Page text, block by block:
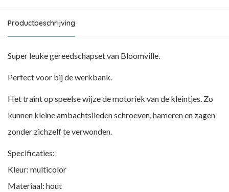
Productbeschrijving
Super leuke gereedschapset van Bloomville.
Perfect voor bij de werkbank.
Het traint op speelse wijze de motoriek van de kleintjes. Zo
kunnen kleine ambachtslieden schroeven, hameren en zagen
zonder zichzelf te verwonden.
Specificaties:
Kleur: multicolor
Materiaal: hout